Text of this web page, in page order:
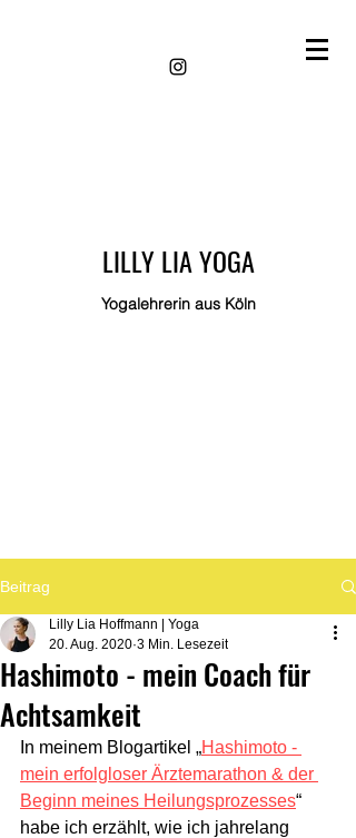
LILLY LIA YOGA
Yogalehrerin aus Köln
Beitrag
Hashimoto - mein Coach für
Achtsamkeit
Lilly Lia Hoffmann | Yoga
20. Aug. 2020 3 Min. Lesezeit
In meinem Blogartikel „Hashimoto -
mein erfolgloser Ärztemarathon & der
Beginn meines Heilungsprozesses“
habe ich erzählt, wie ich jahrelang